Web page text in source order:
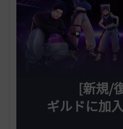
[新規/
ギルドに加